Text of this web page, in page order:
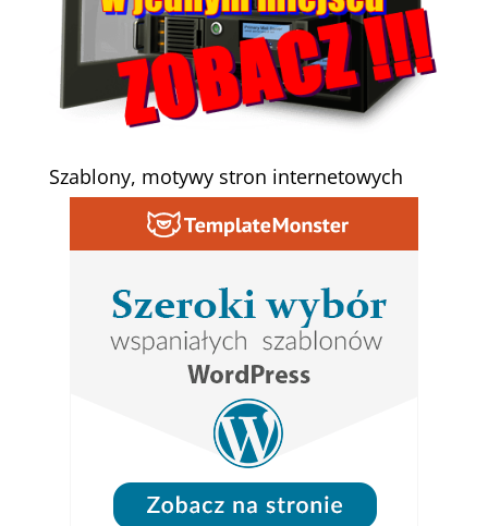
Szablony, motywy stron internetowych